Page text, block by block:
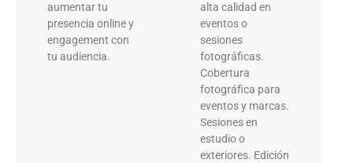
aumentar tu
presencia online y
engagement con
tu audiencia.
alta calidad en
eventos o
sesiones
fotográficas.
Cobertura
fotográfica para
eventos y marcas.
Sesiones en
estudio o
exteriores. Edición